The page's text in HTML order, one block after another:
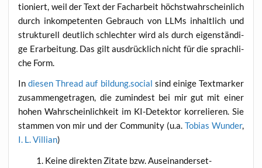
tio­niert, weil der Text der Fach­ar­beit höchst­wahr­schein­lich
durch inkom­pe­ten­ten Gebrauch von LLMs inhalt­lich und
struk­tu­rell deut­lich schlech­ter wird als durch eigen­stän­di­
ge Erar­bei­tung. Das gilt aus­drück­lich nicht für die sprach­li­
che Form.
Indie­sen Thread auf bildung.social sind eini­ge Text­mar­ker
zusam­men­ge­tra­gen, die zumin­dest bei mir gut mit einer
hohen Wahr­schein­lich­keit im KI-Detek­tor kor­re­lie­ren. Sie
stam­men von mir und der Com­mu­ni­ty (u.a. Tobi­as Wun­der,
I. L. Vil­li­an)
Kei­ne direk­ten Zita­te bzw. Aus­ein­an­der­set­